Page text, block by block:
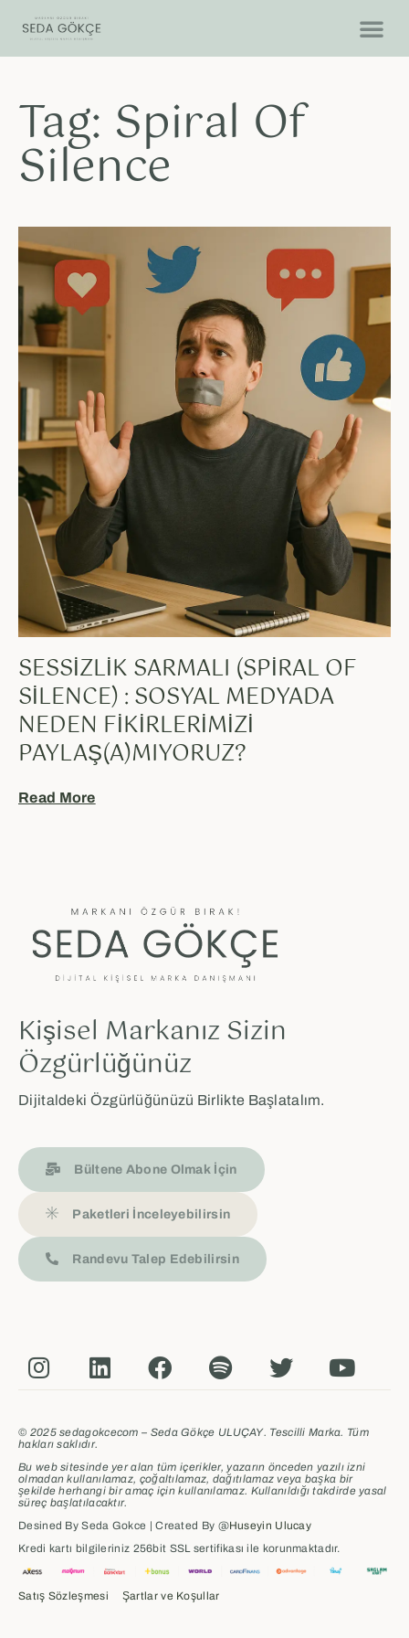
Tag: Spiral Of
Silence
SESSIZLIK SARMALI (SPIRAL OF
SILENCE) : SOSYAL MEDYADA
NEDEN FIKIRLERIMIZI
PAYLAŞ(A)MIYORUZ?
Read More
Kişisel Markanız Sizin
Özgürlüğünüz
Dijitaldeki Özgürlüğünüzü Birlikte Başlatalım.
Bültene Abone Olmak İçin
Paketleri İnceleyebilirsin
Randevu Talep Edebilirsin
© 2025 sedagokcecom – Seda Gökçe ULUÇAY. Tescilli Marka. Tüm
hakları saklıdır.
Bu web sitesinde yer alan tüm içerikler, yazarın önceden yazılı izni
olmadan kullanılamaz, çoğaltılamaz, dağıtılamaz veya başka bir
şekilde herhangi bir amaç için kullanılamaz. Kullanıldığı takdirde yasal
süreç başlatılacaktır.
Desined By Seda Gokce | Created By @Huseyin Ulucay
Kredi kartı bilgileriniz 256bit SSL sertifikası ile korunmaktadır.
Satış Sözleşmesi Şartlar ve Koşullar